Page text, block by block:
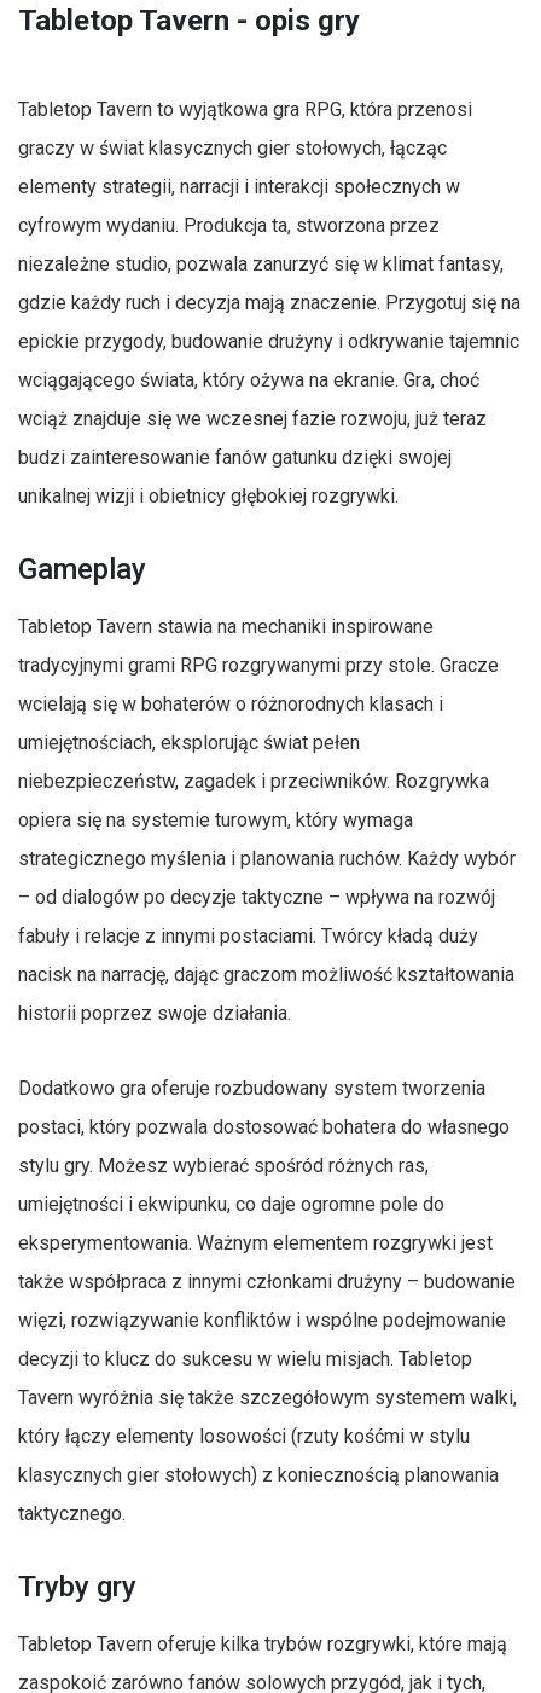
Tabletop Tavern - opis gry
Tabletop Tavern to wyjątkowa gra RPG, która przenosi
graczy w świat klasycznych gier stołowych, łącząc
elementy strategii, narracji i interakcji społecznych w
cyfrowym wydaniu. Produkcja ta, stworzona przez
niezależne studio, pozwala zanurzyć się w klimat fantasy,
gdzie każdy ruch i decyzja mają znaczenie. Przygotuj się na
epickie przygody, budowanie drużyny i odkrywanie tajemnic
wciągającego świata, który ożywa na ekranie. Gra, choć
wciąż znajduje się we wczesnej fazie rozwoju, już teraz
budzi zainteresowanie fanów gatunku dzięki swojej
unikalnej wizji i obietnicy głębokiej rozgrywki.
Gameplay
Tabletop Tavern stawia na mechaniki inspirowane
tradycyjnymi grami RPG rozgrywanymi przy stole. Gracze
wcielają się w bohaterów o różnorodnych klasach i
umiejętnościach, eksplorując świat pełen
niebezpieczeństw, zagadek i przeciwników. Rozgrywka
opiera się na systemie turowym, który wymaga
strategicznego myślenia i planowania ruchów. Każdy wybór
– od dialogów po decyzje taktyczne – wpływa na rozwój
fabuły i relacje z innymi postaciami. Twórcy kładą duży
nacisk na narrację, dając graczom możliwość kształtowania
historii poprzez swoje działania.
Dodatkowo gra oferuje rozbudowany system tworzenia
postaci, który pozwala dostosować bohatera do własnego
stylu gry. Możesz wybierać spośród różnych ras,
umiejętności i ekwipunku, co daje ogromne pole do
eksperymentowania. Ważnym elementem rozgrywki jest
także współpraca z innymi członkami drużyny – budowanie
więzi, rozwiązywanie konfliktów i wspólne podejmowanie
decyzji to klucz do sukcesu w wielu misjach. Tabletop
Tavern wyróżnia się także szczegółowym systemem walki,
który łączy elementy losowości (rzuty kośćmi w stylu
klasycznych gier stołowych) z koniecznością planowania
taktycznego.
Tryby gry
Tabletop Tavern oferuje kilka trybów rozgrywki, które mają
zaspokoić zarówno fanów solowych przygód, jak i tych,